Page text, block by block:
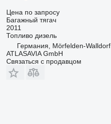
Цена по запросу
Багажный тягач
2011
Топливо дизель
Германия, Mörfelden-Walldorf
ATLASAVIA GmbH
Связаться с продавцом